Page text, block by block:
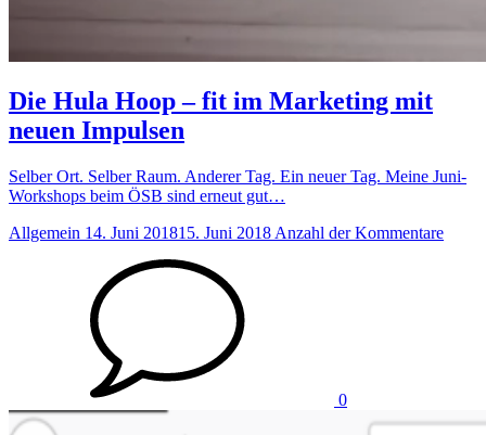
Die Hula Hoop – fit im Marketing mit
neuen Impulsen
Selber Ort. Selber Raum. Anderer Tag. Ein neuer Tag. Meine Juni-
Workshops beim ÖSB sind erneut gut…
Allgemein 14. Juni 201815. Juni 2018 Anzahl der Kommentare
0